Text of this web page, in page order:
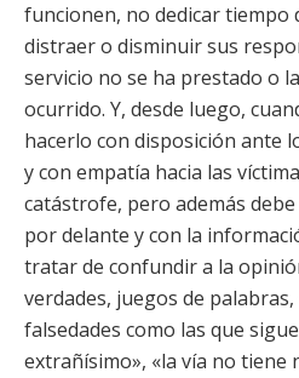
funcionen, no dedicar tiempo
distraer o disminuir sus
servicio no se ha prestado o
ocurrido. Y, desde luego,
hacerlo con disposición ante
y con empatía hacia las
catástrofe, pero además
por delante y con la
tratar de confundir a la
verdades, juegos de
falsedades como las que
extrañísimo», «la vía no tiene